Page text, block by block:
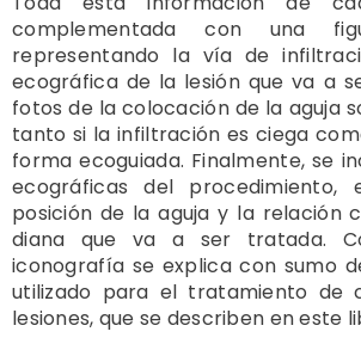
complementada con una
representando la vía de
ecográfica de la lesión que va a
fotos de la colocación de la aguja
tanto si la infiltración es ciega
forma ecoguiada. Finalmente, se
ecográficas del procedimiento,
posición de la aguja y la relación
diana que va a ser tratada.
iconografía se explica con sumo
utilizado para el tratamiento de
lesiones, que se describen en este